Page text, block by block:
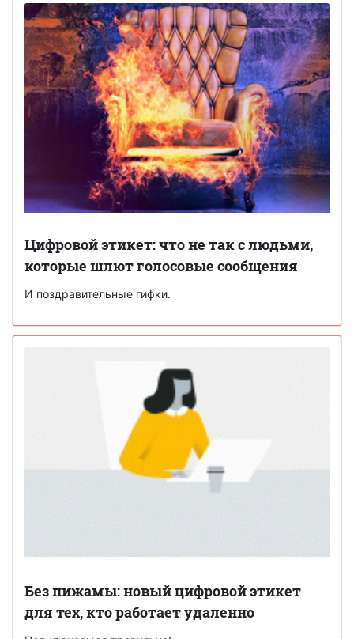
Цифровой этикет: что не так с людьми,
которые шлют голосовые сообщения
И поздравительные гифки.
Без пижамы: новый цифровой этикет
для тех, кто работает удаленно